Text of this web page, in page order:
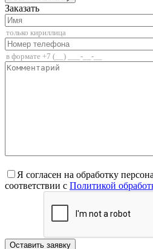
Заказать
Я согласен на обработку
соответствии с Политикой